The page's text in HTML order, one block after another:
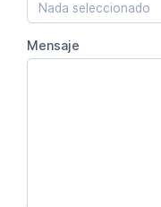
Nada seleccionado
Mensaje